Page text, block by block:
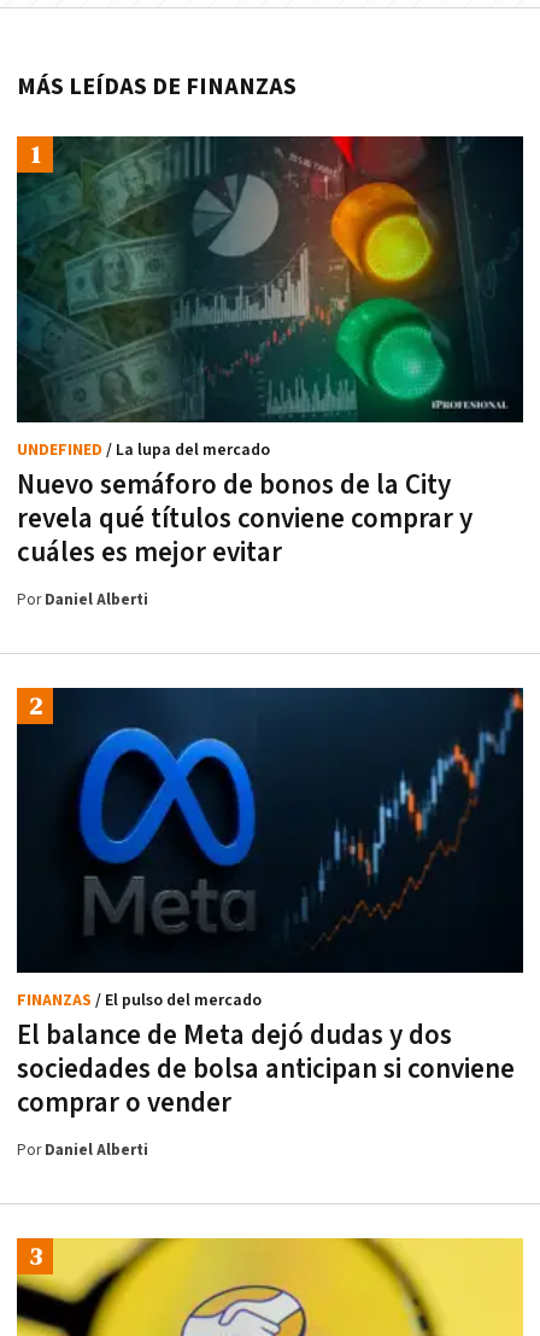
MÁS LEÍDAS DE FINANZAS
Nuevo semáforo de bonos de la City
revela qué títulos conviene comprar y
cuáles es mejor evitar
UNDEFINED / La lupa del mercado
PorDaniel Alberti
El balance de Meta dejó dudas y dos
sociedades de bolsa anticipan si conviene
comprar o vender
FINANZAS / El pulso del mercado
PorDaniel Alberti